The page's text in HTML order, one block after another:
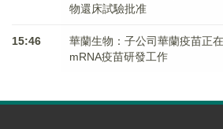
物還床試驗批准
15:46
華蘭生物：子公司華蘭疫苗正
mRNA疫苗研發工作